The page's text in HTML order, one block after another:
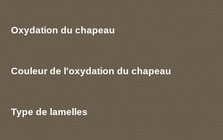
Oxydation du chapeau
Couleur de l'oxydation du chapeau
Type de lamelles